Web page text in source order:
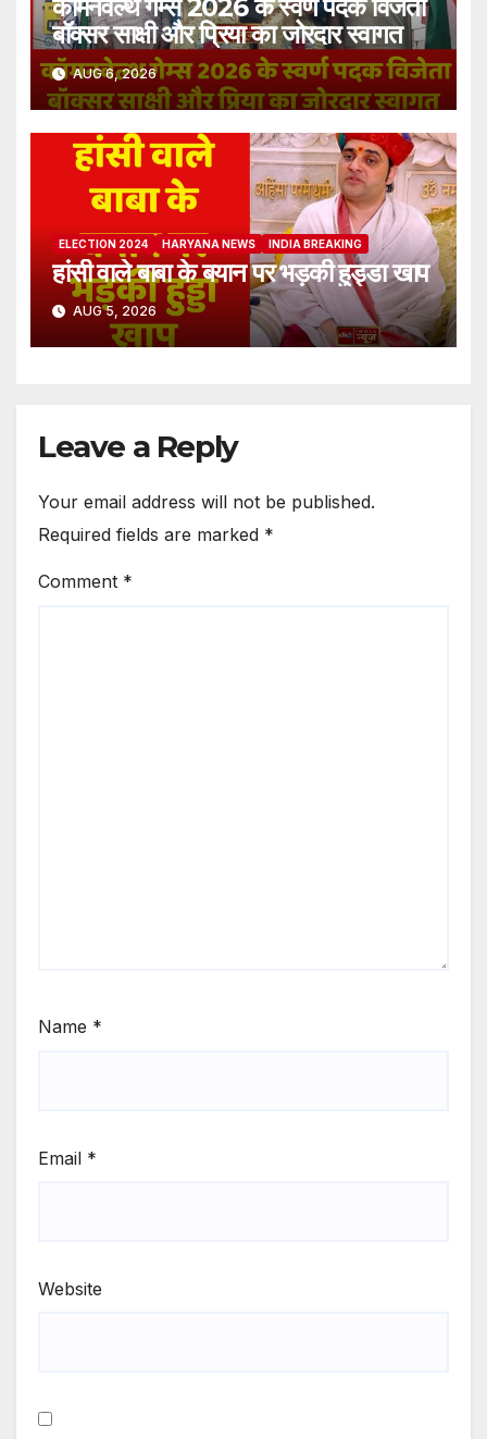
कॉमनवेल्थ गेम्स 2026 के स्वर्ण पदक विजेता
बॉक्सर साक्षी और प्रिया का जोरदार स्वागत
AUG 6, 2026
ELECTION 2024 HARYANA NEWS INDIA BREAKING
हांसी वाले बाबा के बयान पर भड़की हुड्डा खाप
AUG 5, 2026
Leave a Reply
Your email address will not be published.
Required fields are marked *
Comment *
Name *
Email *
Website